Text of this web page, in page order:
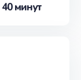
минут